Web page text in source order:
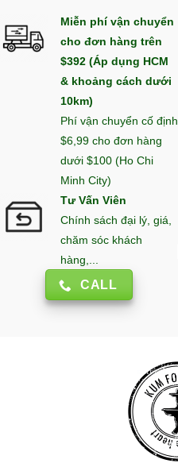
Miễn phí vận chuyển
cho đơn hàng trên
$392 (Áp dụng HCM
& khoảng cách dưới
10km)
Phí vận chuyển cố định
$6,99 cho đơn hàng
dưới $100 (Ho Chi
Minh City)
Tư Vấn Viên
Chính sách đại lý, giá,
chăm sóc khách
hàng,...
CALL